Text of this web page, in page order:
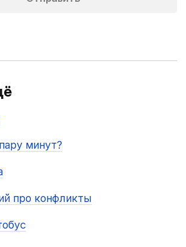
минут?
про конфликты